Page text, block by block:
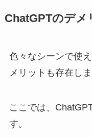
ChatGPTのデメ
色々なシーンで使
メリットも存在しま
ここでは、
す。